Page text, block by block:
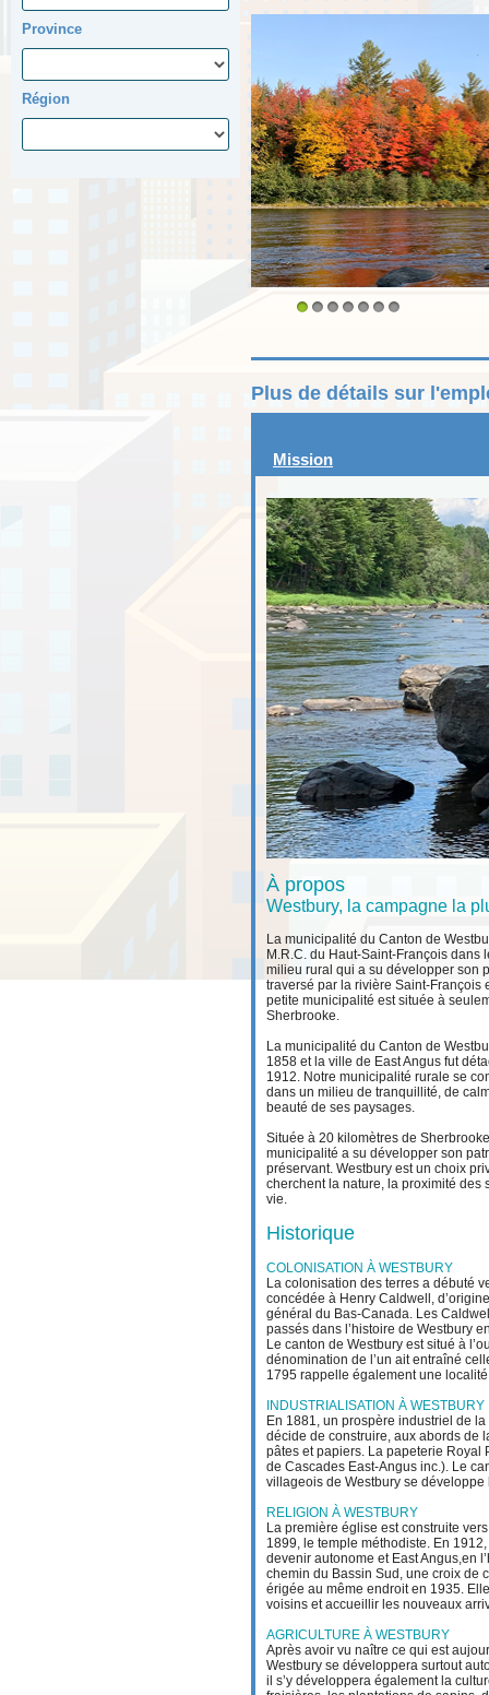
Province
Région
Plus de détails sur
Mission
À propos
Westbury, la campagne la
La municipalité du Canton de
M.R.C. du Haut-Saint-François dans
milieu rural qui a su développer son
traversé par la rivière Saint-François
petite municipalité est située à
Sherbrooke.
La municipalité du Canton de
1858 et la ville de East Angus fut
1912. Notre municipalité rurale se
dans un milieu de tranquillité, de
beauté de ses paysages.
Située à 20 kilomètres de
municipalité a su développer son
préservant. Westbury est un choix
cherchent la nature, la proximité des
vie.
Historique
COLONISATION À WESTBURY
La colonisation des terres a débuté
concédée à Henry Caldwell,
général du Bas-Canada. Les
passés dans l’histoire de Westbury
Le canton de Westbury est situé à
dénomination de l’un ait entraîné
1795 rappelle également une
INDUSTRIALISATION À WESTBURY
En 1881, un prospère industriel de
décide de construire, aux abords de
pâtes et papiers. La papeterie Royal
de Cascades East-Angus inc.). Le
villageois de Westbury se
RELIGION À WESTBURY
La première église est construite
1899, le temple méthodiste. En
devenir autonome et East Angus,en
chemin du Bassin Sud, une croix de
érigée au même endroit en 1935.
voisins et accueillir les nouveaux
AGRICULTURE À WESTBURY
Après avoir vu naître ce qui est
Westbury se développera surtout
il s’y développera également la